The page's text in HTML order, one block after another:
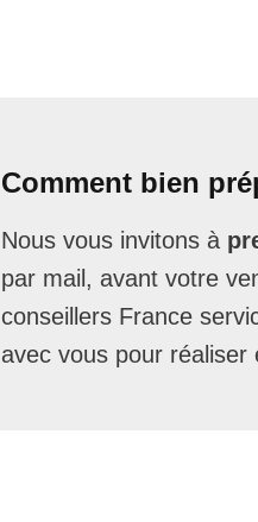
Comment bien
Nous vous invitons à
par mail, avant votre
conseillers France
avec vous pour réaliser